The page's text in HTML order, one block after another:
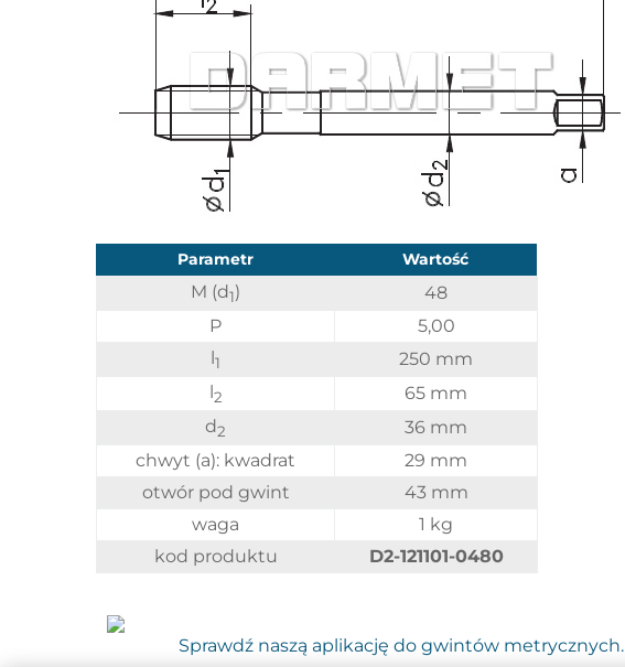
Parametr Wartość
M (d1)
48
P
5,00
1
250 mm
2
65 mm
d2
36 mm
chwyt (a): kwadrat
29 mm
otwór pod gwint
43 mm
waga
1 kg
kod produktu
D2-121101-0480
Sprawdź naszą aplikację do gwintów metrycznych.